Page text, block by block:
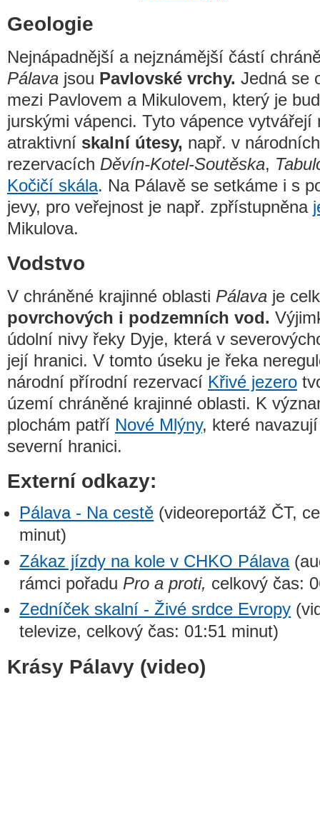
Geologie
Nejnápadnější a nejznámější částí
Pálava jsou Pavlovské vrchy. Jedná se
mezi Pavlovem a Mikulovem, který je
jurskými vápenci. Tyto vápence vytvářejí
atraktivní skalní útesy, např. v
rezervacích Děvín-Kotel-Soutěska,
Kočičí skála. Na Pálavě se setkáme i s
jevy, pro veřejnost je např. zpřístupněna
Mikulova.
Vodstvo
V chráněné krajinné oblasti Pálava je
povrchových i podzemních vod.
údolní nivy řeky Dyje, která v
její hranici. V tomto úseku je řeka
národní přírodní rezervací Křivé jezero
území chráněné krajinné oblasti. K
plochám patří Nové Mlýny, které
severní hranici.
Externí odkazy:
Pálava - Na cestě (videoreportáž ČT,
minut)
Zákaz jízdy na kole v CHKO Pálava
rámci pořadu Pro a proti, celkový čas:
Zedníček skalní - Živé srdce Evropy
televize, celkový čas: 01:51 minut)
Krásy Pálavy (video)